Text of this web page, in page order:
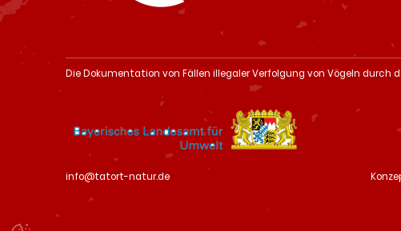
Die Dokumentation von Fällen illegaler Verfolgung von Vögeln
info@tatort-natur.de